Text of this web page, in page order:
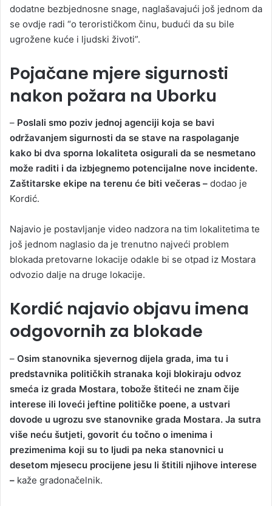
dodatne bezbjednosne snage, naglašavajući još jednom da
se ovdje radi “o terorističkom činu, budući da su bile
ugrožene kuće i ljudski životi”.
Pojačane mjere sigurnosti
nakon požara na Uborku
– Poslali smo poziv jednoj agenciji koja se bavi
održavanjem sigurnosti da se stave na raspolaganje
kako bi dva sporna lokaliteta osigurali da se nesmetano
može raditi i da izbjegnemo potencijalne nove incidente.
Zaštitarske ekipe na terenu će biti večeras – dodao je
Kordić.
Najavio je postavljanje video nadzora na tim lokalitetima te
još jednom naglasio da je trenutno najveći problem
blokada pretovarne lokacije odakle bi se otpad iz Mostara
odvozio dalje na druge lokacije.
Kordić najavio objavu imena
odgovornih za blokade
– Osim stanovnika sjevernog dijela grada, ima tu i
predstavnika političkih stranaka koji blokiraju odvoz
smeća iz grada Mostara, tobože štiteći ne znam čije
interese ili loveći jeftine političke poene, a ustvari
dovode u ugrozu sve stanovnike grada Mostara. Ja sutra
više neću šutjeti, govorit ću točno o imenima i
prezimenima koji su to ljudi pa neka stanovnici u
desetom mjesecu procijene jesu li štitili njihove interese
– kaže gradonačelnik.